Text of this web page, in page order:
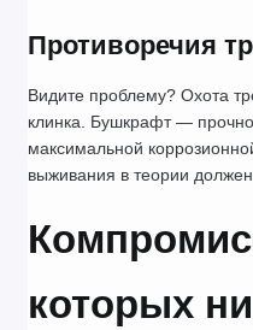
Противоречия
Видите проблему? Охота
клинка. Бушкрафт —
максимальной
выживания в теории
которых